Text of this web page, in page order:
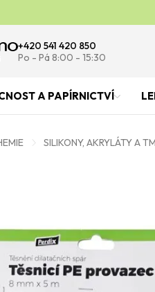
+420 541 420 850
Po - Pá 8:00 - 15:30
A PAPÍRNICTVÍ
SILIKONY, AKRYLÁTY A